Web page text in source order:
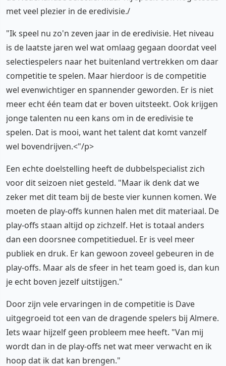
met veel plezier in de eredivisie./
"Ik speel nu zo'n zeven jaar in de eredivisie. Het niveau
is de laatste jaren wel wat omlaag gegaan doordat veel
selectiespelers naar het buitenland vertrekken om daar
competitie te spelen. Maar hierdoor is de competitie
wel evenwichtiger en spannender geworden. Er is niet
meer echt één team dat er boven uitsteekt. Ook krijgen
jonge talenten nu een kans om in de eredivisie te
spelen. Dat is mooi, want het talent dat komt vanzelf
wel bovendrijven.<"/p>
Een echte doelstelling heeft de dubbelspecialist zich
voor dit seizoen niet gesteld. "Maar ik denk dat we
zeker met dit team bij de beste vier kunnen komen. We
moeten de play-offs kunnen halen met dit materiaal. De
play-offs staan altijd op zichzelf. Het is totaal anders
dan een doorsnee competitieduel. Er is veel meer
publiek en druk. Er kan gewoon zoveel gebeuren in de
play-offs. Maar als de sfeer in het team goed is, dan kun
je echt boven jezelf uitstijgen."
Door zijn vele ervaringen in de competitie is Dave
uitgegroeid tot een van de dragende spelers bij Almere.
Iets waar hijzelf geen probleem mee heeft. "Van mij
wordt dan in de play-offs net wat meer verwacht en ik
hoop dat ik dat kan brengen."